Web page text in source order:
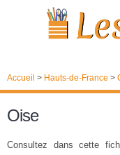
Accueil > Hauts-de-France >
Oise
Consultez dans cette